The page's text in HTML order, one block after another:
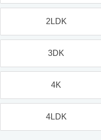
2LDK
3DK
4K
4LDK